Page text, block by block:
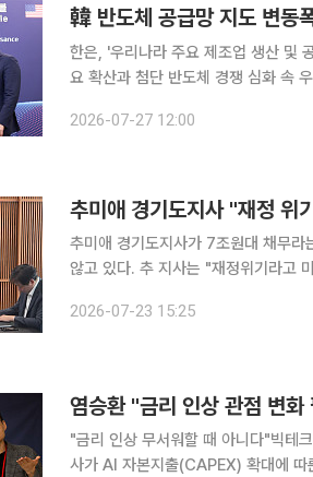
韓 반도체 공급망 지도 변동
한은, '우리나라 주요 제조업 생산 및 공급망지
요 확산과 첨단 반도체 경쟁 심화 속
장비 부문에서는 네덜란드에 대한 수
2026-07-27 12:00
추미애 경기도지사가 7조원대 채무
않고 있다. 추 지사는 "재정위기라고 미래를 포기할 수는 없다"며 10월 초순까지 반도체 거점 8개
재를 종합하면 추미애 지사는 자신의
2026-07-23 15:25
"금리 인상 무서워할 때 아니다"빅테크 차입 투자는 속도
사가 AI 자본지출(CAPEX) 확대에 따